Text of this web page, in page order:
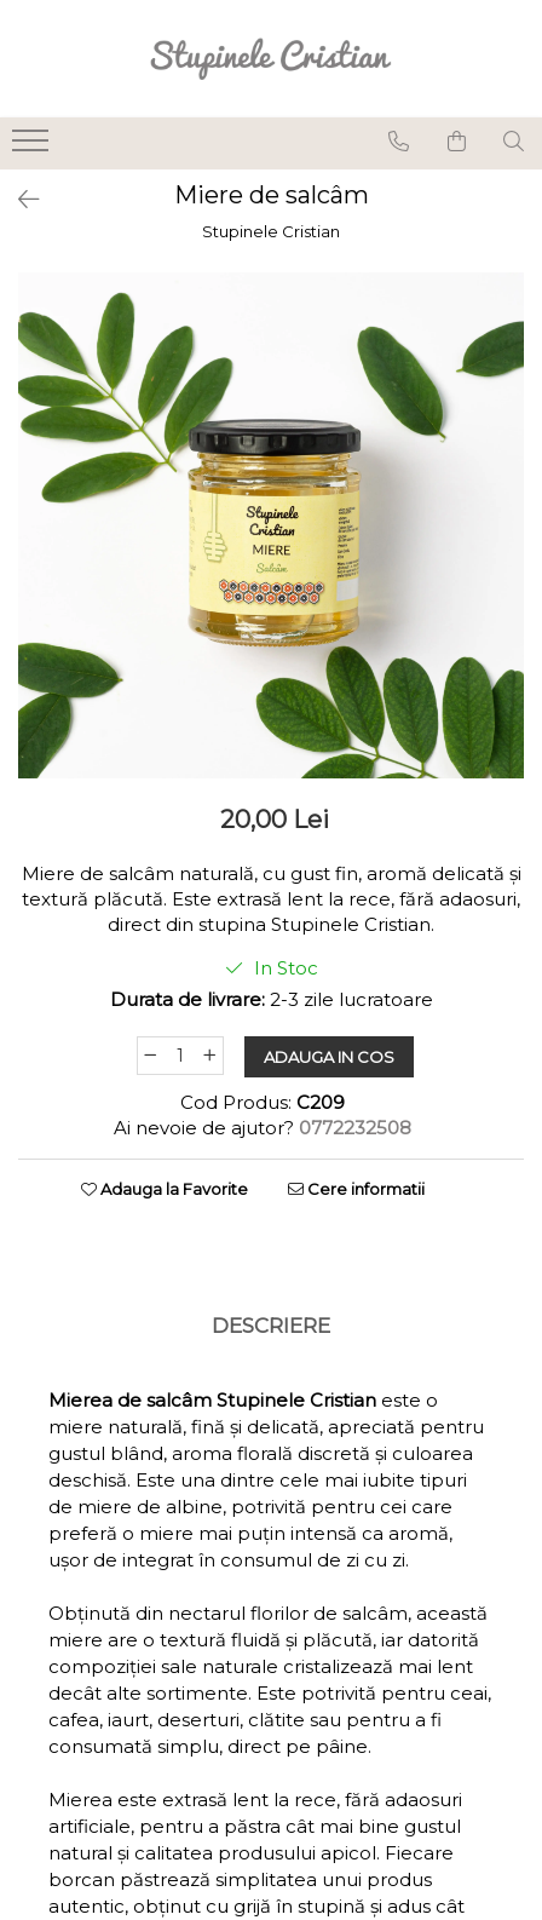
Lumânări din ceară de albine
Lumânări parfumate
naturale
Lumânări pentru sfeșnic
din ceară de albine
ceară de albine
Lumânări rulate din
ceară de albine
Seturi lumânări și
suporturi
Suporturi pentru
Lumânări rustice din
Miere de salcâm
Stupinele Cristian
20,00 Lei
Miere de salcâm naturală, cu gust fin, aromă delicată și
textură plăcută. Este extrasă lent la rece, fără adaosuri,
direct din stupina Stupinele Cristian.
In Stoc
Durata de livrare:2-3 zile lucratoare
ADAUGA IN COS
Cod Produs: C209
Ai nevoie de ajutor? 0772232508
Adauga la Favorite Cere informatii
DESCRIERE
Mierea de salcâm Stupinele Cristian este o
miere naturală, fină și delicată, apreciată pentru
gustul blând, aroma florală discretă și culoarea
deschisă. Este una dintre cele mai iubite tipuri
de miere de albine, potrivită pentru cei care
preferă o miere mai puțin intensă ca aromă,
ușor de integrat în consumul de zi cu zi.
Obținută din nectarul florilor de salcâm, această
miere are o textură fluidă și plăcută, iar datorită
compoziției sale naturale cristalizează mai lent
decât alte sortimente. Este potrivită pentru ceai,
cafea, iaurt, deserturi, clătite sau pentru a fi
consumată simplu, direct pe pâine.
Mierea este extrasă lent la rece, fără adaosuri
artificiale, pentru a păstra cât mai bine gustul
natural și calitatea produsului apicol. Fiecare
borcan păstrează simplitatea unui produs
autentic, obținut cu grijă în stupină și adus cât